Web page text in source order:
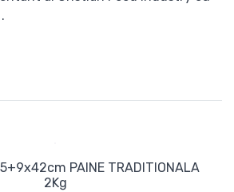
PAINE TRADITIONALA
2Kg